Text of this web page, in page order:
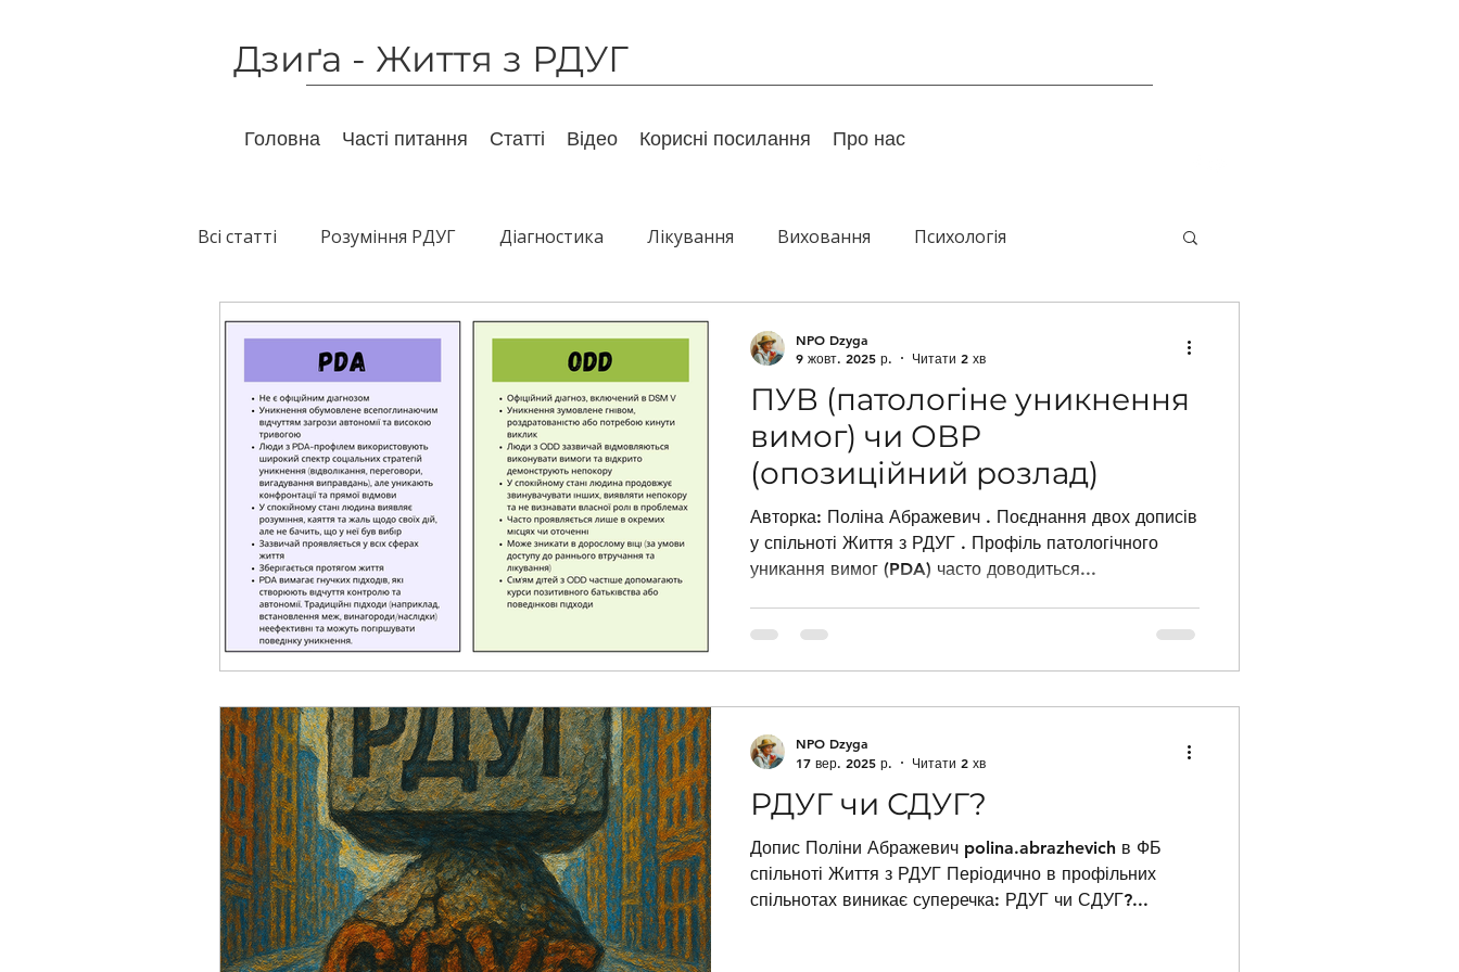
Дзиґа - Життя з РДУГ
Головна Часті питання Статті Відео Корисні посилання Про нас
Всі статті Розуміння РДУГ Діагностика Лікування Виховання Психологія
Немедикаментозний вплив Дорослі Гумор
Марне та шкідливе Дослідження
ПУВ (патологіне уникнення
вимог) чи ОВР
(опозиційний розлад)
Авторка: Поліна Абражевич . Поєднання двох дописів
у спільноті Життя з РДУГ . Профіль патологічного
уникання вимог (PDA) часто доводиться...
NPO Dzyga
9 жовт. 2025 р.
Читати 2 хв
РДУГ чи СДУГ?
Допис Поліни Абражевич polina.abrazhevich в ФБ
спільноті Життя з РДУГ Періодично в профільних
спільнотах виникає суперечка: РДУГ чи СДУГ?...
NPO Dzyga
17 вер. 2025 р.
Читати 2 хв